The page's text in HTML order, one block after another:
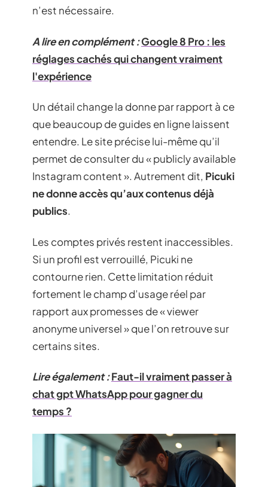
n’est nécessaire.
A lire en complément :Google 8 Pro : les
réglages cachés qui changent vraiment
l'expérience
Un détail change la donne par rapport à ce
que beaucoup de guides en ligne laissent
entendre. Le site précise lui-même qu’il
permet de consulter du « publicly available
Instagram content ». Autrement dit, Picuki
ne donne accès qu’aux contenus déjà
publics.
Les comptes privés restent inaccessibles.
Si un profil est verrouillé, Picuki ne
contourne rien. Cette limitation réduit
fortement le champ d’usage réel par
rapport aux promesses de « viewer
anonyme universel » que l’on retrouve sur
certains sites.
Lire également :Faut-il vraiment passer à
chat gpt WhatsApp pour gagner du
temps ?